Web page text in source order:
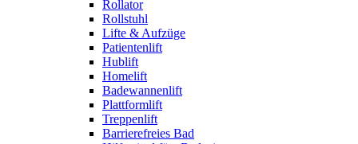
Rollator
Rollstuhl
Lifte & Aufzüge
Patientenlift
Hublift
Homelift
Badewannenlift
Plattformlift
Treppenlift
Barrierefreies Bad